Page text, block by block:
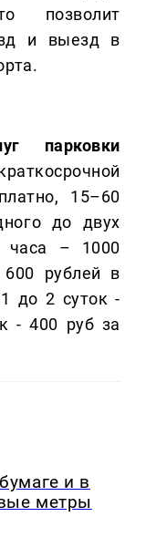
позволит
и выезд в
парковки
15–60
до двух
часа – 1000
рублей в
до 2 суток -
- 400 руб за
и в
метры